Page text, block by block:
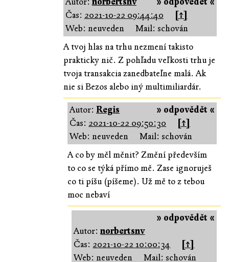
Čas: 2021-10-22 09:44:40
[↑]
Web: neuveden
Mail: schován
A tvoj hlas na trhu nezmení takisto
prakticky nič. Z pohľadu veľkosti trhu je
tvoja transakcia zanedbateľne malá. Ak
nie si Bezos alebo iný multimiliardár.
» odpovědět «
Autor:Regis
Čas: 2021-10-22 09:50:30
[↑]
Web: neuveden
Mail: schován
A co by měl měnit? Změní především
to co se týká přímo mě. Zase ignoruješ
co ti píšu (píšeme). Už mě to z tebou
moc nebaví
» odpovědět «
Autor:norbertsnv
Čas: 2021-10-22 10:00:34
[↑]
Web: neuveden
Mail: schován